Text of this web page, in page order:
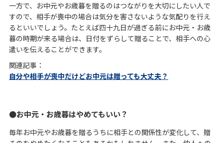
一方で、お中元やお歳暮を贈るのはつながりを大切にしたい人で
すので、相手が喪中の場合は気分を害さないような気配りを行え
るといいでしょう。たとえば四十九日が過ぎる前にお中元・お歳
暮の時期が来る場合は、日付をずらして贈ることで、相手への心
遣いを伝えることができます。
関連記事：
自分や相手が喪中だけどお中元は贈っても大丈夫？
お中元・お歳暮はやめてもいい？
毎年お中元やお歳暮を贈るうちに相手との関係性が変化して、贈